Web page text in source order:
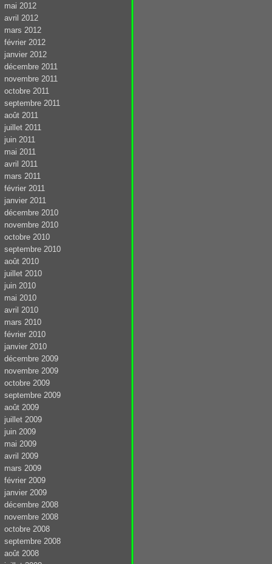
mai 2012
avril 2012
mars 2012
février 2012
janvier 2012
décembre 2011
novembre 2011
octobre 2011
septembre 2011
août 2011
juillet 2011
juin 2011
mai 2011
avril 2011
mars 2011
février 2011
janvier 2011
décembre 2010
novembre 2010
octobre 2010
septembre 2010
août 2010
juillet 2010
juin 2010
mai 2010
avril 2010
mars 2010
février 2010
janvier 2010
décembre 2009
novembre 2009
octobre 2009
septembre 2009
août 2009
juillet 2009
juin 2009
mai 2009
avril 2009
mars 2009
février 2009
janvier 2009
décembre 2008
novembre 2008
octobre 2008
septembre 2008
août 2008